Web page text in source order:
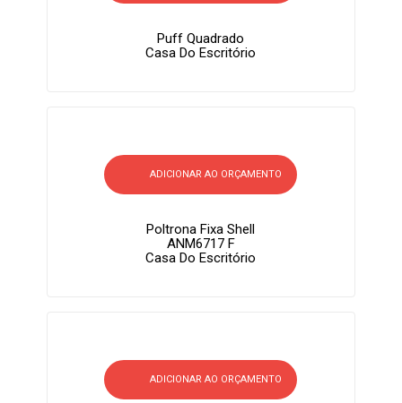
Puff Quadrado
Casa Do Escritório
ADICIONAR AO ORÇAMENTO
Poltrona Fixa Shell
ANM6717 F
Casa Do Escritório
ADICIONAR AO ORÇAMENTO